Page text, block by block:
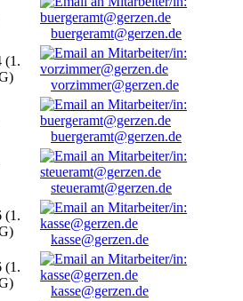
buergeramt@gerzen.de
(1.
vorzimmer@gerzen.de
buergeramt@gerzen.de
steueramt@gerzen.de
(1.
kasse@gerzen.de
(1.
kasse@gerzen.de